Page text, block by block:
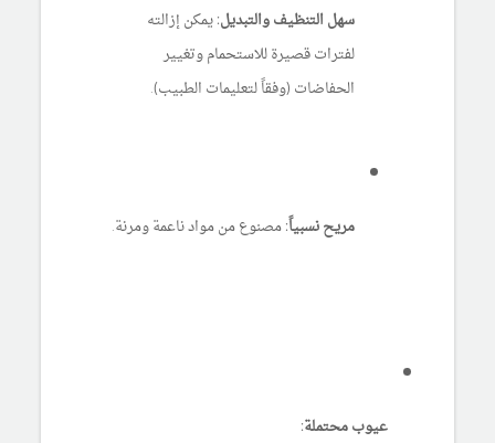
سهل التنظيف والتبديل:يمكن إزالته
لفترات قصيرة للاستحمام وتغيير
الحفاضات (وفقاً لتعليمات الطبيب).
مريح نسبياً:مصنوع من مواد ناعمة ومرنة.
عيوب محتملة: